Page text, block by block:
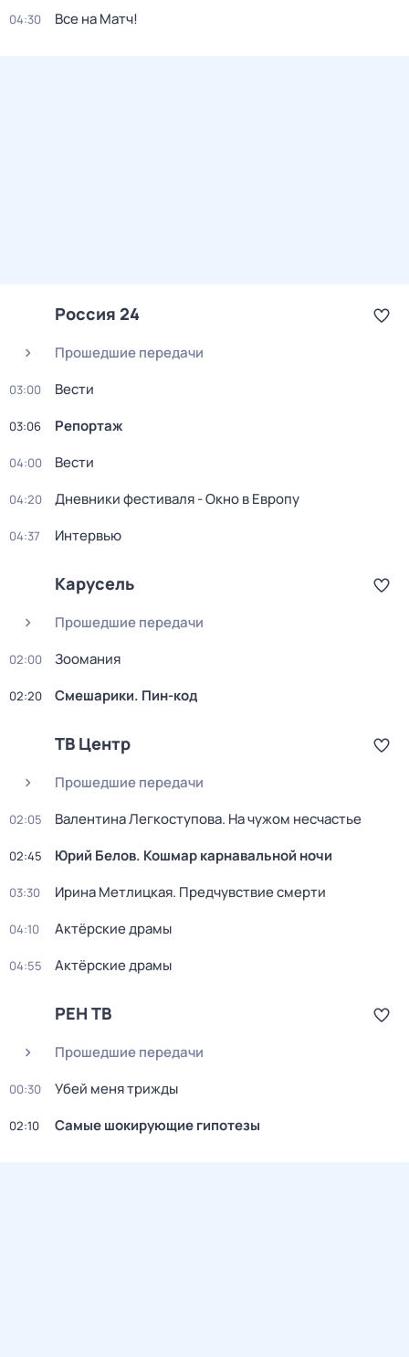
04:30 Все на Матч!
Россия 24
Прошедшие передачи
03:00 Вести
03:06 Репортаж
04:00 Вести
04:20 Дневники фестиваля - Окно в Европу
04:37 Интервью
Карусель
Прошедшие передачи
02:00 Зоомания
02:20 Смешарики. Пин-код
ТВ Центр
Прошедшие передачи
02:05 Валентина Легкоступова. На чужом несчастье
02:45 Юрий Белов. Кошмар карнавальной ночи
03:30 Ирина Метлицкая. Предчувствие смерти
04:10 Актёрские драмы
04:55 Актёрские драмы
РЕН ТВ
Прошедшие передачи
00:30 Убей меня трижды
02:10 Самые шoкиpующие гипотезы